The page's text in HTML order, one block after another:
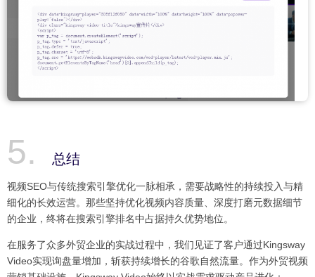
总结
视频SEO与传统搜索引擎优化一脉相承，需要战略性的持续投入与精
细化的长效运营。那些坚持优化视频内容质量、深度打磨元数据细节
的企业，终将在搜索引擎排名中占据持久优势地位。
在服务了众多外贸企业的实战过程中，我们见证了客户通过Kingsway
Video实现询盘量增加，斩获持续增长的谷歌自然流量。作为外贸视频